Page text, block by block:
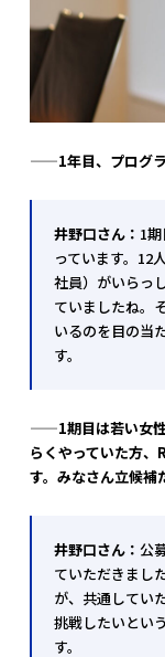
——1年目、プログ
井野口さん： 1
っています。12
社員）がいらっ
ていましたね。
いるのを目の当
す。
——1期目は若い女
らくやっていた方、
す。みなさん立候補
井野口さん： 公
ていただきまし
が、共通してい
挑戦したいとい
す。